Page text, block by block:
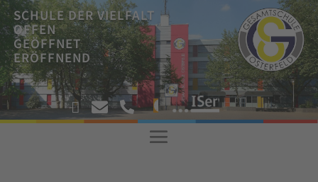
SCHULE DER VIELFALT
OFFEN
GEÖFFNET
ERÖFFNEND
   ! !